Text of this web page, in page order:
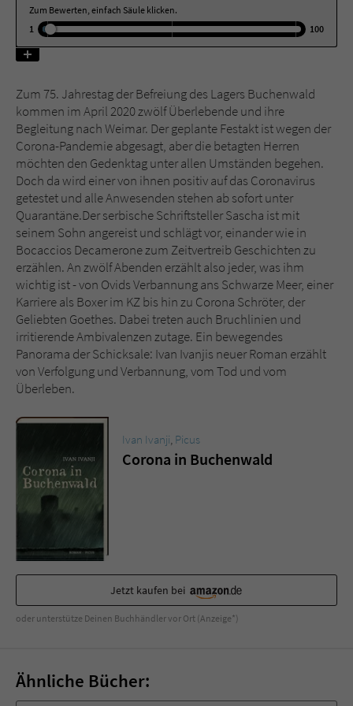
Zum Bewerten, einfach Säule klicken.
1
100
Zum 75. Jahrestag der Befreiung des Lagers Buchenwald
kommen im April 2020 zwölf Überlebende und ihre
Begleitung nach Weimar. Der geplante Festakt ist wegen der
Corona-Pandemie abgesagt, aber die betagten Herren
möchten den Gedenktag unter allen Umständen begehen.
Doch da wird einer von ihnen positiv auf das Coronavirus
getestet und alle Anwesenden stehen ab sofort unter
Quarantäne.Der serbische Schriftsteller Sascha ist mit
seinem Sohn angereist und schlägt vor, einander wie in
Bocaccios Decamerone zum Zeitvertreib Geschichten zu
erzählen. An zwölf Abenden erzählt also jeder, was ihm
wichtig ist - von Ovids Verbannung ans Schwarze Meer, einer
Karriere als Boxer im KZ bis hin zu Corona Schröter, der
Geliebten Goethes. Dabei treten auch Bruchlinien und
irritierende Ambivalenzen zutage. Ein bewegendes
Panorama der Schicksale: Ivan Ivanjis neuer Roman erzählt
von Verfolgung und Verbannung, vom Tod und vom
Überleben.
Ivan Ivanji Picus
Corona in Buchenwald
Jetzt kaufen bei
oder unterstütze Deinen Buchhändler vor Ort (Anzeige*)
Ähnliche Bücher:
Name tx_pwcomments_ahash
Laufzeit 1 Jahr
Zweck Cookie für Kommentare einzelner Buchtitel
Name fe_typo_user
Anbieter Literatur-Couch Medien GmbH & Co. KG
Laufzeit Session
Zweck
Dieses Cookie gewährleistet die
Kommunikation der Webseite mit dem
Benutzer. Es wird benötigt um z. B. den
Sicherheitscode des Kontaktformulars zu
überprüfen.